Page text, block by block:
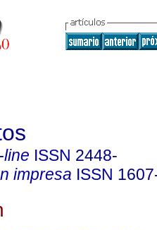
line ISSN 2448-
impresa ISSN